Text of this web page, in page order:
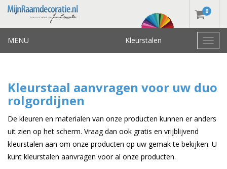
0
MENU Kleurstalen
Kleurstaal aanvragen voor uw duo
rolgordijnen
De kleuren en materialen van onze producten kunnen er anders
uit zien op het scherm. Vraag dan ook gratis en vrijblijvend
kleurstalen aan om onze producten op uw gemak te bekijken. U
kunt kleurstalen aanvragen voor al onze producten.